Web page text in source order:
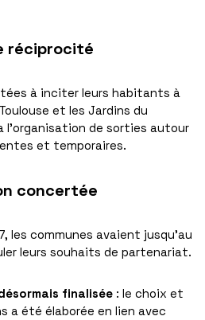
réciprocité
à inciter leurs habitants à
et les Jardins du
l’organisation de sorties autour
et temporaires.
concertée
les communes avaient jusqu’au
leurs souhaits de partenariat.
finalisée : le choix et
a été élaborée en lien avec